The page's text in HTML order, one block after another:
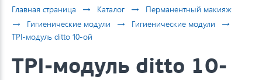
Главная страница → Каталог → Перманентный макияж
→ Гигиенические модули → Гигиенические модули →
TPI-модуль ditto 10-ой
TPI-модуль ditto 10-